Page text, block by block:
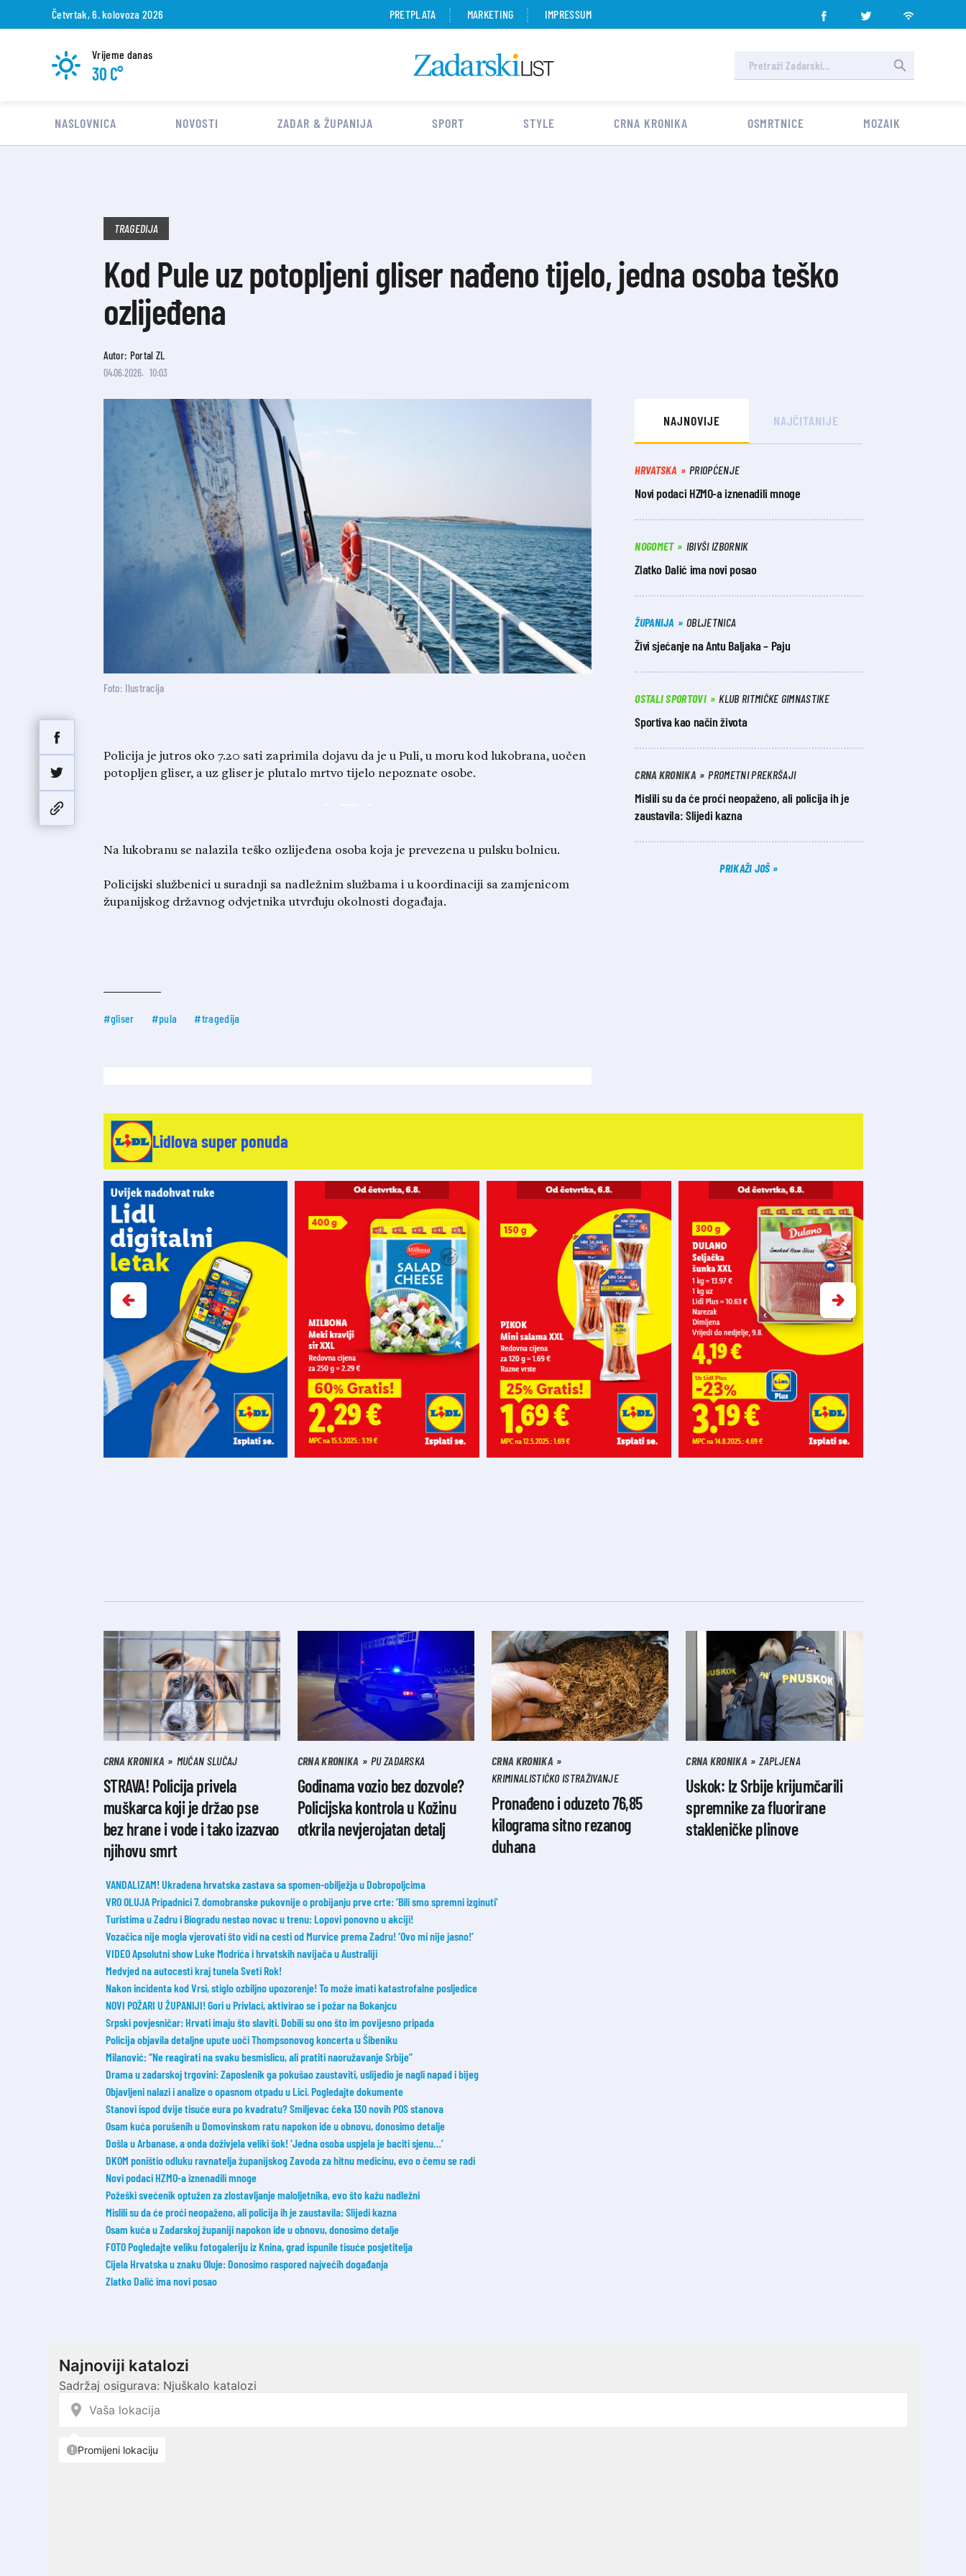
Četvrtak, 6. kolovoza 2026 PRETPLATA MARKETING IMPRESSUM
Vrijeme danas
30 C°
NASLOVNICA NOVOSTI ZADAR & ŽUPANIJA SPORT STYLE CRNA KRONIKA OSMRTNICE MOZAIK
TRAGEDIJA
Kod Pule uz potopljeni gliser nađeno tijelo, jedna osoba teško
ozlijeđena
Autor: Portal ZL
04.06.2026. 10:03
Foto: Ilustracija
Policija je jutros oko 7.20 sati zaprimila dojavu da je u Puli, u moru kod lukobrana, uočen
potopljen gliser, a uz gliser je plutalo mrtvo tijelo nepoznate osobe.
Na lukobranu se nalazila teško ozlijeđena osoba koja je prevezena u pulsku bolnicu.
Policijski službenici u suradnji sa nadležnim službama i u koordinaciji sa zamjenicom
županijskog državnog odvjetnika utvrđuju okolnosti događaja.
#gliser #pula #tragedija
NAJNOVIJE NAJČITANIJE
HRVATSKA PRIOPĆENJE
Novi podaci HZMO-a iznenadili mnoge
NOGOMET IBIVŠI IZBORNIK
Zlatko Dalić ima novi posao
ŽUPANIJA OBLJETNICA
Živi sjećanje na Antu Baljaka – Paju
OSTALI SPORTOVI KLUB RITMIČKE GIMNASTIKE
Sportiva kao način života
CRNA KRONIKA PROMETNI PREKRŠAJI
Mislili su da će proći neopaženo, ali policija ih je
zaustavila: Slijedi kazna
PRIKAŽI JOŠ
Lidlova super ponuda
CRNA KRONIKA MUČAN SLUČAJ
STRAVA! Policija privela
muškarca koji je držao pse
bez hrane i vode i tako izazvao
njihovu smrt
CRNA KRONIKA PU ZADARSKA
Godinama vozio bez dozvole?
Policijska kontrola u Kožinu
otkrila nevjerojatan detalj
CRNA KRONIKA
KRIMINALISTIČKO ISTRAŽIVANJE
Pronađeno i oduzeto 76,85
kilograma sitno rezanog
duhana
CRNA KRONIKA ZAPLJENA
Uskok: Iz Srbije krijumčarili
spremnike za fluorirane
stakleničke plinove
VANDALIZAM! Ukradena hrvatska zastava sa spomen-obilježja u Dobropoljcima
VRO OLUJA Pripadnici 7. domobranske pukovnije o probijanju prve crte: ‘Bili smo spremni izginuti’
Turistima u Zadru i Biogradu nestao novac u trenu: Lopovi ponovno u akciji!
Vozačica nije mogla vjerovati što vidi na cesti od Murvice prema Zadru! ‘Ovo mi nije jasno!’
VIDEO Apsolutni show Luke Modrića i hrvatskih navijača u Australiji
Medvjed na autocesti kraj tunela Sveti Rok!
Nakon incidenta kod Vrsi, stiglo ozbiljno upozorenje! To može imati katastrofalne posljedice
NOVI POŽARI U ŽUPANIJI! Gori u Privlaci, aktivirao se i požar na Bokanjcu
Srpski povjesničar: Hrvati imaju što slaviti. Dobili su ono što im povijesno pripada
Policija objavila detaljne upute uoči Thompsonovog koncerta u Šibeniku
Milanović: “Ne reagirati na svaku besmislicu, ali pratiti naoružavanje Srbije”
Drama u zadarskoj trgovini: Zaposlenik ga pokušao zaustaviti, uslijedio je nagli napad i bijeg
Objavljeni nalazi i analize o opasnom otpadu u Lici. Pogledajte dokumente
Stanovi ispod dvije tisuće eura po kvadratu? Smiljevac čeka 130 novih POS stanova
Osam kuća porušenih u Domovinskom ratu napokon ide u obnovu, donosimo detalje
Došla u Arbanase, a onda doživjela veliki šok! ‘Jedna osoba uspjela je baciti sjenu…’
DKOM poništio odluku ravnatelja županijskog Zavoda za hitnu medicinu, evo o čemu se radi
Novi podaci HZMO-a iznenadili mnoge
Požeški svećenik optužen za zlostavljanje maloljetnika, evo što kažu nadležni
Mislili su da će proći neopaženo, ali policija ih je zaustavila: Slijedi kazna
Osam kuća u Zadarskoj županiji napokon ide u obnovu, donosimo detalje
FOTO Pogledajte veliku fotogaleriju iz Knina, grad ispunile tisuće posjetitelja
Cijela Hrvatska u znaku Oluje: Donosimo raspored najvećih događanja
Zlatko Dalić ima novi posao